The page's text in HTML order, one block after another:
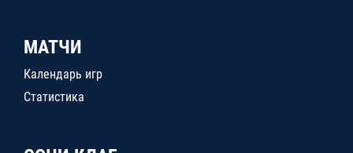
МАТЧИ
Календарь игр
Статистика